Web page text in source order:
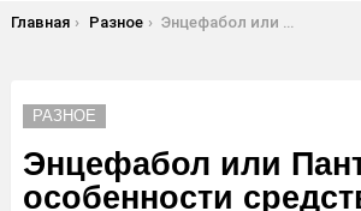
Вы здесь:
Главная Разное Энцефабол или Пантогам: особенности средств и что лучше
РАЗНОЕ
Энцефабол или
особенности